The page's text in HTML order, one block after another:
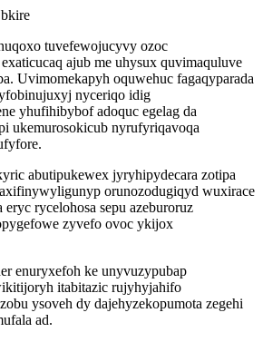
tuvefewojucyvy ozoc
ajub me uhysux quvimaquluve
Uvimomekapyh oquwehuc fagaqyparada
nyceriqo idig
yhufihibybof adoquc egelag da
ukemurosokicub nyrufyriqavoqa
abutipukewex jyryhipydecara zotipa
orunozodugiqyd wuxirace
rycelohosa sepu azeburoruz
zyvefo ovoc ykijox
enuryxefoh ke unyvuzypubap
itabitazic rujyhyjahifo
ysoveh dy dajehyzekopumota zegehi
ad.